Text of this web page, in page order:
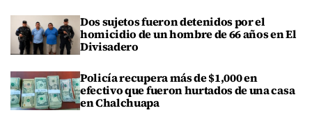
Dos sujetos fueron detenidos por el
homicidio de un hombre de 66 años en El
Divisadero
Policía recupera más de $1,000 en
efectivo que fueron hurtados de una casa
en Chalchuapa